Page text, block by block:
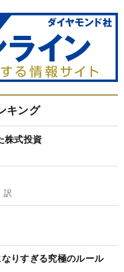
キング
株式投資
訳
りすぎる究極のルール